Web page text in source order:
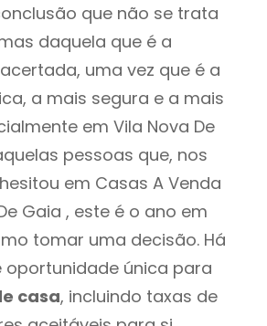
que não se trata
daquela que é a
uma vez que é a
a mais segura e a mais
em Vila Nova De
pessoas que, nos
em Casas A Venda
Gaia , este é o ano em
tomar uma decisão. Há
oportunidade única para
casa, incluindo taxas de